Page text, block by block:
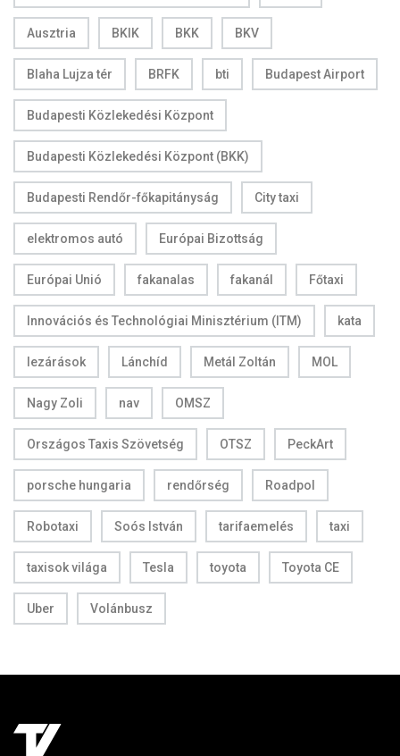
Ausztria BKIK BKK BKV
Blaha Lujza tér BRFK bti Budapest Airport
Budapesti Közlekedési Központ
Budapesti Közlekedési Központ (BKK)
Budapesti Rendőr-főkapitányság City taxi
elektromos autó Európai Bizottság
Európai Unió fakanalas fakanál Főtaxi
Innovációs és Technológiai Minisztérium (ITM) kata
lezárások Lánchíd Metál Zoltán MOL
Nagy Zoli nav OMSZ
Országos Taxis Szövetség OTSZ PeckArt
porsche hungaria rendőrség Roadpol
Robotaxi Soós István tarifaemelés taxi
taxisok világa Tesla toyota Toyota CE
Uber Volánbusz